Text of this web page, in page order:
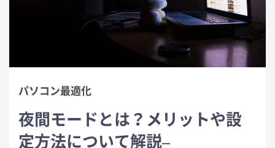
パソコン最適化
夜間モードとは？メリットや設
定方法について解説–